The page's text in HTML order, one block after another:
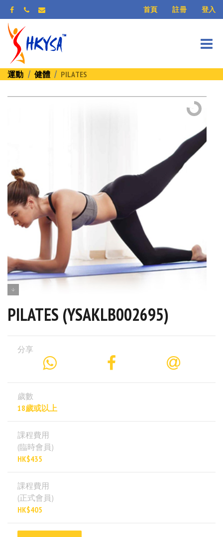
首頁 註冊 登入
運動 健體 PILATES
PILATES (YSAKLB002695)
分享
歲數
18歲或以上
課程費用
(臨時會員)
HK$435
課程費用
(正式會員)
HK$405